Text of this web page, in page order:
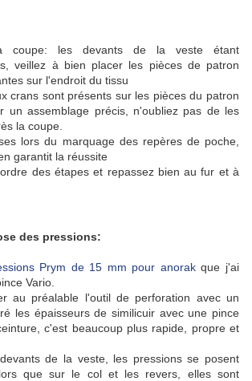
coupe: les devants de la veste étant
veillez à bien placer les pièces de patron
sur l'endroit du tissu
crans sont présents sur les pièces du patron
un assemblage précis, n'oubliez pas de les
la coupe.
lors du marquage des repères de poche,
garantit la réussite
des étapes et repassez bien au fur et à
des pressions:
Prym de 15 mm pour anorakque j'ai
Vario.
au préalable l'outil de perforation avec un
les épaisseurs de similicuir avec une pince
c'est beaucoup plus rapide, propre et
de la veste, les pressions se posent
que sur le col et les revers, elles sont